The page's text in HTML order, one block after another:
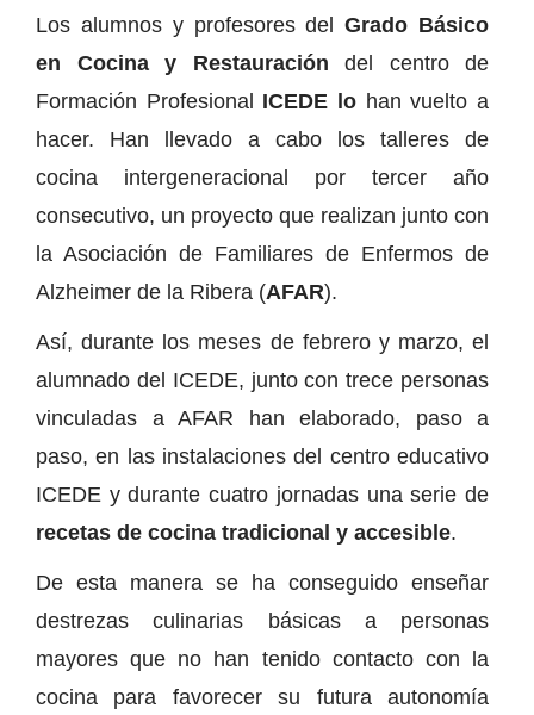
Los alumnos y profesores delGrado Básico
en Cocina y Restauración del centro de
Formación Profesional ICEDE lo han vuelto a
hacer. Han llevado a cabo los talleres de
cocina intergeneracional por tercer año
consecutivo, un proyecto que realizan junto con
la Asociación de Familiares de Enfermos de
Alzheimer de la Ribera (AFAR).
Así, durante los meses de febrero y marzo, el
alumnado del ICEDE, junto con trece personas
vinculadas a AFAR han elaborado, paso a
paso, en las instalaciones del centro educativo
ICEDE y durante cuatro jornadas una serie de
recetas de cocina tradicional y accesible.
De esta manera se ha conseguido enseñar
destrezas culinarias básicas a personas
mayores que no han tenido contacto con la
cocina para favorecer su futura autonomía